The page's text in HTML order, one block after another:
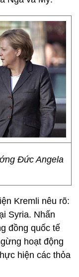
Đức Angela
Kremli nêu rõ:
Syria. Nhấn
đồng quốc tế
hoạt động
hiện các thỏa